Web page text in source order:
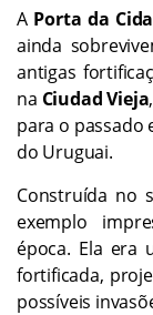
A Porta da
ainda
antigas
na Ciudad Vieja
para o passado
do Uruguai.
Construída no
exemplo
época. Ela era
fortificada,
possíveis